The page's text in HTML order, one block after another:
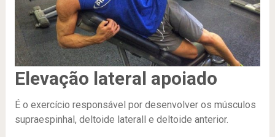
Elevação lateral apoiado
É o exercício responsável por desenvolver os músculos
supraespinhal, deltoide laterall e deltoide anterior.